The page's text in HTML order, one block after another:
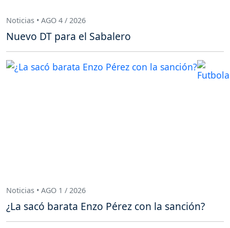
Noticias • AGO 4 / 2026
Nuevo DT para el Sabalero
Noticias • AGO 1 / 2026
¿La sacó barata Enzo Pérez con la sanción?